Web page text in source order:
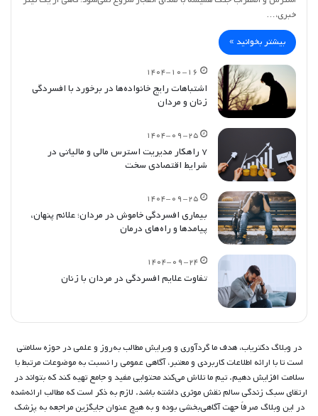
خبری،…
بیشتر بخوانید »
۱۴۰۴-۱۰-۱۶
اشتباهات رایج خانواده‌ها در برخورد با افسردگی
زنان و مردان
۱۴۰۴-۰۹-۲۵
۷ راهکار مدیریت استرس مالی و مالیاتی در
شرایط اقتصادی سخت
۱۴۰۴-۰۹-۲۵
بیماری افسردگی خاموش در مردان؛ علائم پنهان،
پیامدها و راه‌های درمان
۱۴۰۴-۰۹-۲۴
تفاوت علایم افسردگی در مردان با زنان
در وبلاگ دکتریاب، هدف ما گردآوری و ویرایش مطالب به‌روز و علمی در حوزه سلامتی
است تا با ارائه اطلاعات کاربردی و معتبر، آگاهی عمومی را نسبت به موضوعات مرتبط با
سلامت افزایش دهیم. تیم ما تلاش می‌کند محتوایی مفید و جامع تهیه کند که بتواند در
ارتقای سبک زندگی سالم نقش موثری داشته باشد. لازم به ذکر است که مطالب ارائه‌شده
در این وبلاگ صرفاً جهت آگاهی‌بخشی بوده و به هیچ عنوان جایگزین مراجعه به پزشک